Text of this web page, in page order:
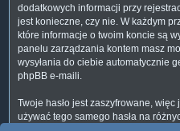
dodatkowych informacji przy
jest konieczne, czy nie. W każdym
które informacje o twoim koncie są
panelu zarządzania kontem masz
wysyłania do ciebie automatycznie
phpBB e-maili.
Twoje hasło jest zaszyfrowane,
używać tego samego hasła na